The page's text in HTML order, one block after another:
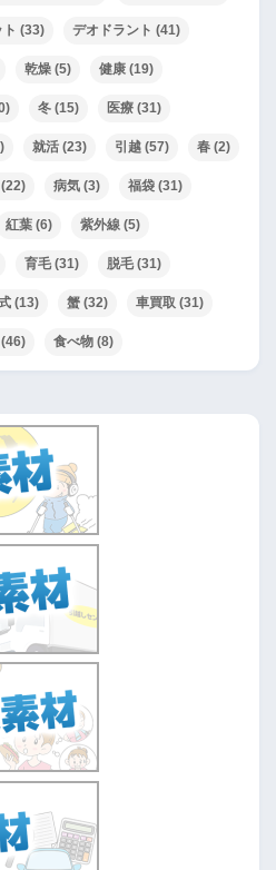
(33) デオドラント (41)
乾燥 (5) 健康 (19)
冬 (15) 医療 (31)
就活 (23) 引越 (57) 春 (2)
(22) 病気 (3) 福袋 (31)
紅葉 (6) 紫外線 (5)
育毛(31) 脱毛(31)
(13) 蟹 (32) 車買取 (31)
(46) 食べ物 (8)